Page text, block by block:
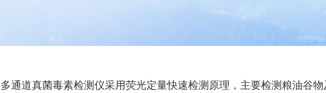
多通道真菌毒素检测仪采用荧光定量快速检测原理，主要检测粮油谷